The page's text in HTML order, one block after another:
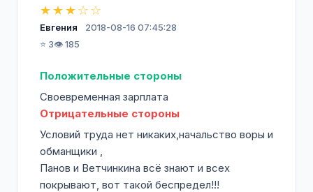
учебными заведениями нашего города, –
«Омский государственный технический
университет», «Омский государственный
авиационный колледж им. Н. Е.
Мы гарантируем официальное
трудоустройство с первого дня, полный
социальный пакет, широкие возможности
для карьерного роста.
★★★☆☆
Евгения
2018-08-16 07:45:28
⭐ 3👁️ 185
Положительные стороны
Своевременная зарплата
Отрицательные стороны
Условий труда нет никаких,начальство воры и
обманщики ,
Панов и Ветчинкина всё знают и всех
покрывают, вот такой беспредел!!!